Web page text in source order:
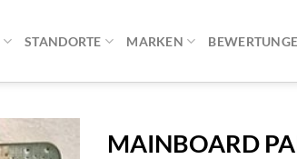
STANDORTE MARKEN
MAINBOARD